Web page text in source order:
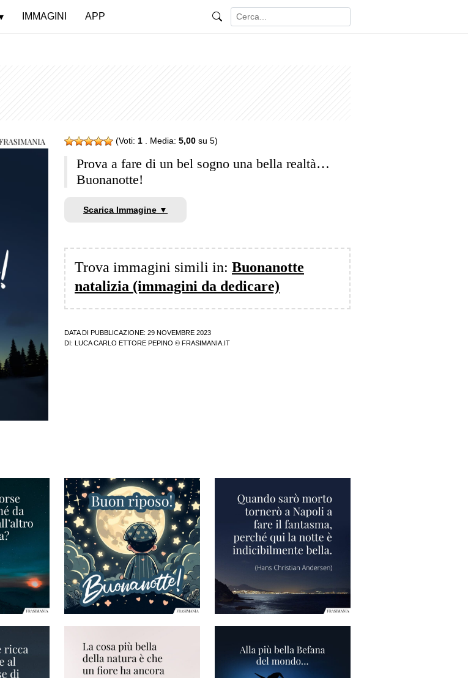
IMMAGINI APP
(Voti: 1 . Media: 5,00 su 5)
Prova a fare di un bel sogno una bella realtà…
Buonanotte!
Scarica Immagine ▼
Trova immagini simili in: Buonanotte
natalizia (immagini da dedicare)
DATA DI PUBBLICAZIONE: 29 NOVEMBRE 2023
DI:
LUCA CARLO ETTORE PEPINO © FRASIMANIA.IT